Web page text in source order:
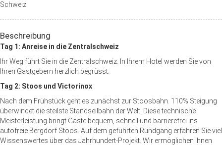
Schweiz
Beschreibung
Tag 1: Anreise in die Zentralschweiz
Ihr Weg führt Sie in die Zentralschweiz. In Ihrem Hotel werden Sie von
Ihren Gastgebern herzlich begrüsst.
Tag 2: Stoos und Victorinox
Nach dem Frühstück geht es zunächst zur Stoosbahn. 110% Steigung
überwindet die steilste Standseilbahn der Welt. Diese technische
Meisterleistung bringt Gäste bequem, schnell und barrierefrei ins
autofreie Bergdorf Stoos. Auf dem geführten Rundgang erfahren Sie viel
Wissenswertes über das Jahrhundert-Projekt. Wir ermöglichen Ihnen